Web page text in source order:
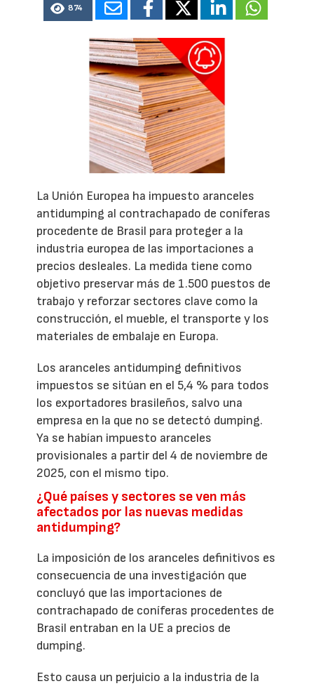
874
La Unión Europea ha impuesto aranceles
antidumping al contrachapado de coníferas
procedente de Brasil para proteger a la
industria europea de las importaciones a
precios desleales. La medida tiene como
objetivo preservar más de 1.500 puestos de
trabajo y reforzar sectores clave como la
construcción, el mueble, el transporte y los
materiales de embalaje en Europa.
Los aranceles antidumping definitivos
impuestos se sitúan en el 5,4 % para todos
los exportadores brasileños, salvo una
empresa en la que no se detectó dumping.
Ya se habían impuesto aranceles
provisionales a partir del 4 de noviembre de
2025, con el mismo tipo.
¿Qué países y sectores se ven más
afectados por las nuevas medidas
antidumping?
La imposición de los aranceles definitivos es
consecuencia de una investigación que
concluyó que las importaciones de
contrachapado de coníferas procedentes de
Brasil entraban en la UE a precios de
dumping.
Esto causa un perjuicio a la industria de la